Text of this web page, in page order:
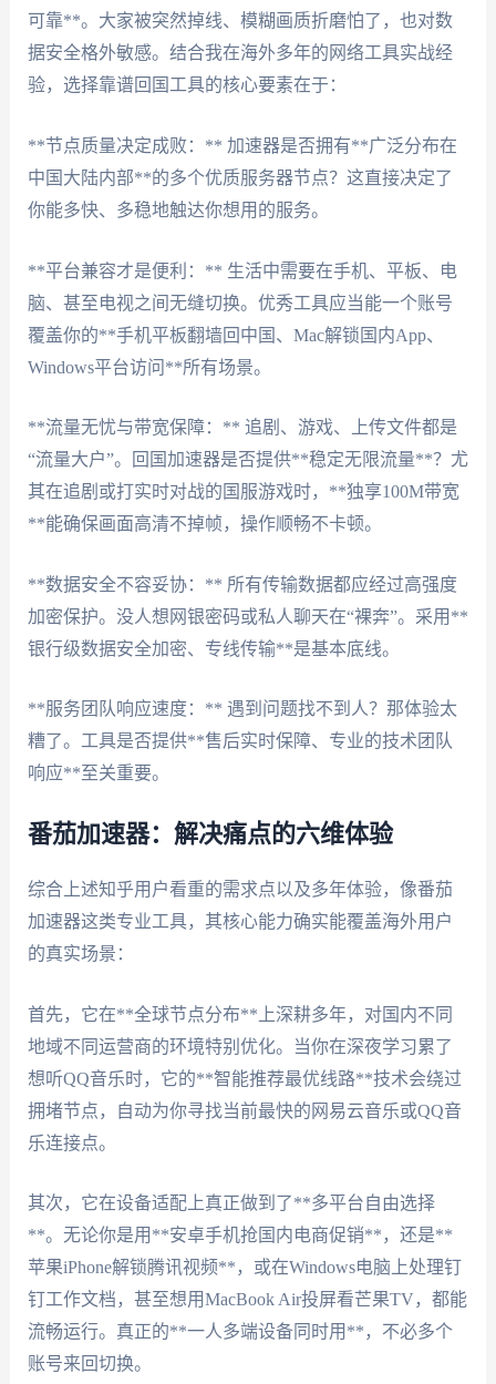
可靠**。大家被突然掉线、模糊画质折磨怕了，也对数
据安全格外敏感。结合我在海外多年的网络工具实战经
验，选择靠谱回国工具的核心要素在于：
**节点质量决定成败：** 加速器是否拥有**广泛分布在
中国大陆内部**的多个优质服务器节点？这直接决定了
你能多快、多稳地触达你想用的服务。
**平台兼容才是便利：** 生活中需要在手机、平板、电
脑、甚至电视之间无缝切换。优秀工具应当能一个账号
覆盖你的**手机平板翻墙回中国、Mac解锁国内App、
Windows平台访问**所有场景。
**流量无忧与带宽保障：** 追剧、游戏、上传文件都是
“流量大户”。回国加速器是否提供**稳定无限流量**？尤
其在追剧或打实时对战的国服游戏时，**独享100M带宽
**能确保画面高清不掉帧，操作顺畅不卡顿。
**数据安全不容妥协：** 所有传输数据都应经过高强度
加密保护。没人想网银密码或私人聊天在“裸奔”。采用**
银行级数据安全加密、专线传输**是基本底线。
**服务团队响应速度：** 遇到问题找不到人？那体验太
糟了。工具是否提供**售后实时保障、专业的技术团队
响应**至关重要。
番茄加速器：解决痛点的六维体验
综合上述知乎用户看重的需求点以及多年体验，像番茄
加速器这类专业工具，其核心能力确实能覆盖海外用户
的真实场景：
首先，它在**全球节点分布**上深耕多年，对国内不同
地域不同运营商的环境特别优化。当你在深夜学习累了
想听QQ音乐时，它的**智能推荐最优线路**技术会绕过
拥堵节点，自动为你寻找当前最快的网易云音乐或QQ音
乐连接点。
其次，它在设备适配上真正做到了**多平台自由选择
**。无论你是用**安卓手机抢国内电商促销**，还是**
苹果iPhone解锁腾讯视频**，或在Windows电脑上处理钉
钉工作文档，甚至想用MacBook Air投屏看芒果TV，都能
流畅运行。真正的**一人多端设备同时用**，不必多个
账号来回切换。